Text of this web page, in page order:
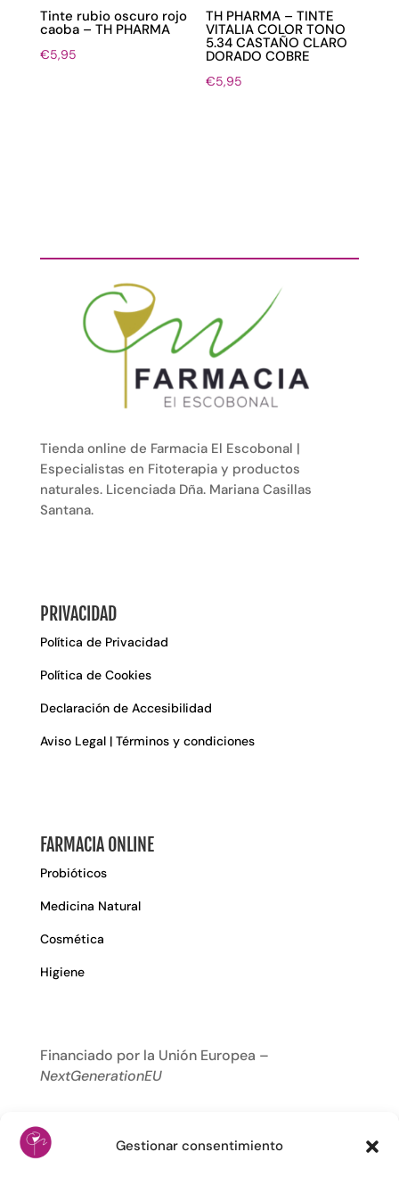
Gestionar consentimiento
Tinte rubio oscuro rojo
caoba – TH PHARMA
€5,95
TH PHARMA – TINTE
VITALIA COLOR TONO
5.34 CASTAÑO CLARO
DORADO COBRE
€5,95
Tienda online de Farmacia El Escobonal |
Especialistas en Fitoterapia y productos
naturales. Licenciada Dña. Mariana Casillas
Santana.
PRIVACIDAD
Política de Privacidad
Política de Cookies
Declaración de Accesibilidad
Aviso Legal | Términos y condiciones
FARMACIA ONLINE
Probióticos
Medicina Natural
Cosmética
Higiene
Financiado por la Unión Europea –
NextGenerationEU